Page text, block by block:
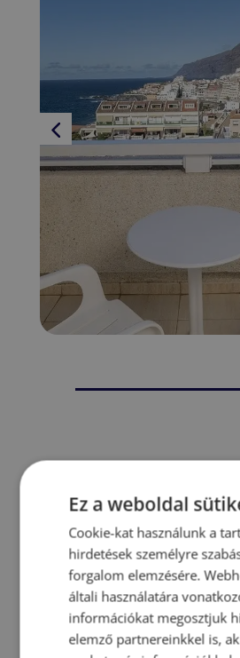
Ez a weboldal
Cookie-kat használunk a
hirdetések személyre
forgalom elemzésére.
általi használatára
információkat megosztjuk
elemző partnereinkkel is,